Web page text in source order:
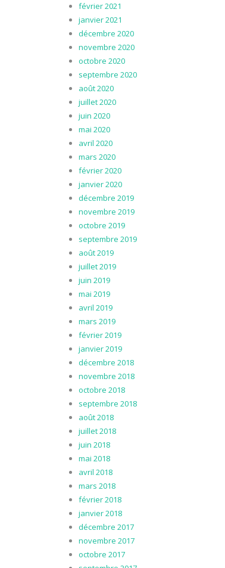
février 2021
janvier 2021
décembre 2020
novembre 2020
octobre 2020
septembre 2020
août 2020
juillet 2020
juin 2020
mai 2020
avril 2020
mars 2020
février 2020
janvier 2020
décembre 2019
novembre 2019
octobre 2019
septembre 2019
août 2019
juillet 2019
juin 2019
mai 2019
avril 2019
mars 2019
février 2019
janvier 2019
décembre 2018
novembre 2018
octobre 2018
septembre 2018
août 2018
juillet 2018
juin 2018
mai 2018
avril 2018
mars 2018
février 2018
janvier 2018
décembre 2017
novembre 2017
octobre 2017